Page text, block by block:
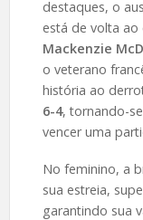
destaques, o
está de volta
Mackenzie
o veterano
história ao
6-4, tornando-
vencer uma
No feminino, a
sua estreia,
garantindo sua